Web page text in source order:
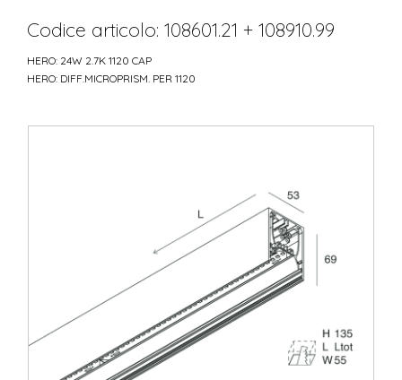
Codice articolo: 108601.21 + 108910.99
HERO: 24W 2.7K 1120 CAP
HERO: DIFF.MICROPRISM. PER 1120